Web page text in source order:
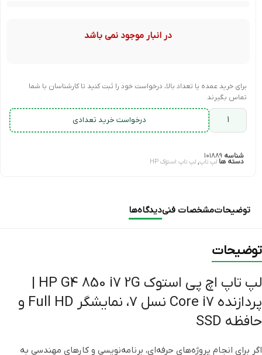
در انبار موجود نمی باشد
برای خرید عمده یا تعداد بالا، درخواست خود را ثبت کنید تا کارشناسان با شما
تماس بگیرند
درخواست خرید تعدادی
شناسه ۱۰۱۸۸۹
دسته ها لپ تاپ, لپ تاپ استوک HP
توضیحاتمشخصات فنیدیدگاه‌ها
توضیحات
لپ تاپ اچ پی استوک HP G4 850 i7 2G |
پردازنده Core i7 نسل 7، نمایشگر Full HD و
حافظه SSD
اگر برای انجام پروژه‌های حرفه‌ای، برنامه‌نویسی و کارهای مهندسی به